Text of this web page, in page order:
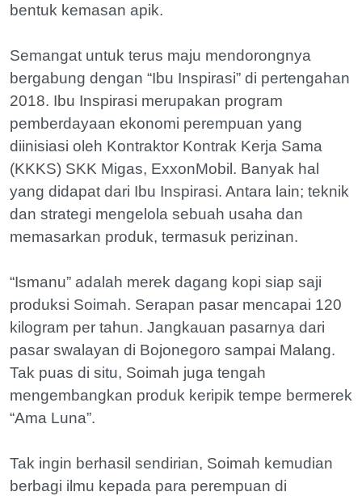
bentuk kemasan apik.
Semangat untuk terus maju mendorongnya
bergabung dengan “Ibu Inspirasi” di pertengahan
2018. Ibu Inspirasi merupakan program
pemberdayaan ekonomi perempuan yang
diinisiasi oleh Kontraktor Kontrak Kerja Sama
(KKKS) SKK Migas, ExxonMobil. Banyak hal
yang didapat dari Ibu Inspirasi. Antara lain; teknik
dan strategi mengelola sebuah usaha dan
memasarkan produk, termasuk perizinan.
“Ismanu” adalah merek dagang kopi siap saji
produksi Soimah. Serapan pasar mencapai 120
kilogram per tahun. Jangkauan pasarnya dari
pasar swalayan di Bojonegoro sampai Malang.
Tak puas di situ, Soimah juga tengah
mengembangkan produk keripik tempe bermerek
“Ama Luna”.
Tak ingin berhasil sendirian, Soimah kemudian
berbagi ilmu kepada para perempuan di